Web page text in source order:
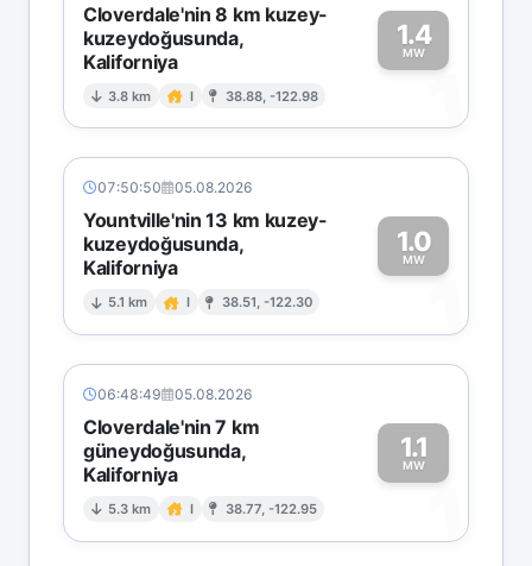
Cloverdale'nin 8 km kuzey-
kuzeydoğusunda,
Kaliforniya
3.8 km I 38.88, -122.98
1.4
MW
1
07:50:50 05.08.2026
Yountville'nin 13 km kuzey-
kuzeydoğusunda,
Kaliforniya
5.1 km I 38.51, -122.30
1.0
MW
1
06:48:49 05.08.2026
Cloverdale'nin 7 km
güneydoğusunda,
Kaliforniya
5.3 km I 38.77, -122.95
1.1
MW
1